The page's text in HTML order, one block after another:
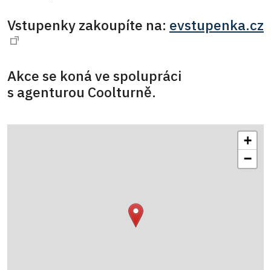
Vstupenky zakoupíte na: evstupenka.cz
Akce se koná ve spolupráci
s agenturou Coolturně.
+
−